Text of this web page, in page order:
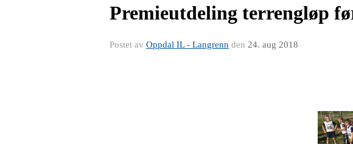
Premieutdeling terrengløp
Postet av Oppdal IL - Langrenn den 24. aug 2018